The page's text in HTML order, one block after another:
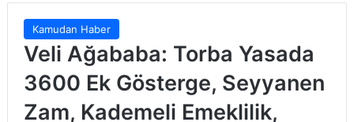
Kamudan Haber
Veli Ağababa: Torba Yasada
3600 Ek Gösterge, Seyyanen
Zam, Kademeli Emeklilik,